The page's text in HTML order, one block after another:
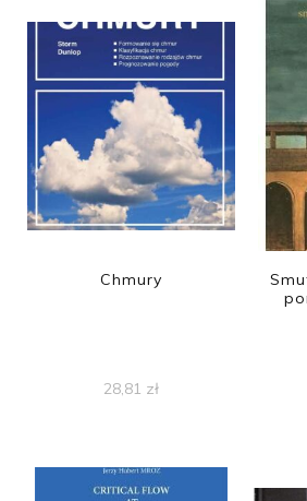
Chmury
28,81 zł